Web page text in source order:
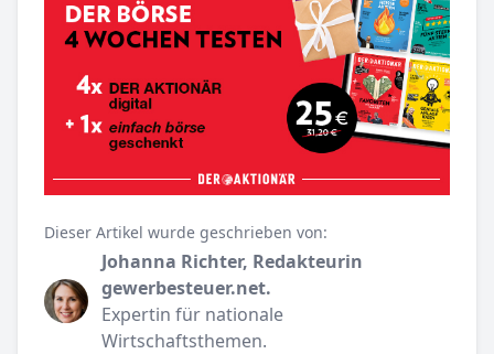
Dieser Artikel wurde geschrieben von:
Johanna Richter, Redakteurin
gewerbesteuer.net.
Expertin für nationale
Wirtschaftsthemen.